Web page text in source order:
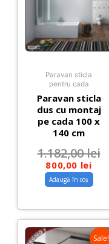
Paravan sticla
pentru cada
Paravan sticla
dus cu montaj
pe cada 100 x
140 cm
1.182,00lei
800,00 lei
Adaugă în coș
Sale!